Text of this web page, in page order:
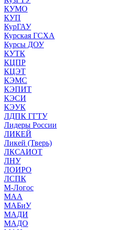
КУМО
КУП
КурГАУ
Курская ГСХА
Курсы ДОУ
КУТК
КЦПР
КЦЭТ
КЭМС
КЭПИТ
КЭСИ
КЭУК
ЛДПК ГГТУ
Лидеры России
ЛИКЕЙ
Ликей (Тверь)
ЛКСАИОТ
ЛНУ
ЛОИРО
ЛСПК
М-Логос
МАА
МАБиУ
МАДИ
МАДО